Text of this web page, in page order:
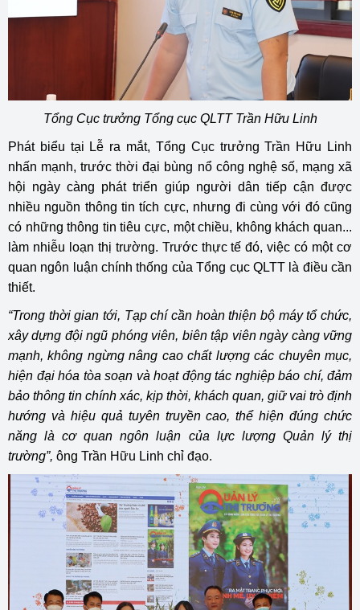
Tổng Cục trưởng Tổng cục QLTT Trần Hữu Linh
Phát biểu tại Lễ ra mắt, Tổng Cục trưởng Trần Hữu Linh
nhấn mạnh, trước thời đại bùng nổ công nghệ số, mạng xã
hội ngày càng phát triển giúp người dân tiếp cận được
nhiều nguồn thông tin tích cực, nhưng đi cùng với đó cũng
có những thông tin tiêu cực, một chiều, không khách quan...
làm nhiễu loạn thị trường. Trước thực tế đó, việc có một cơ
quan ngôn luận chính thống của Tổng cục QLTT là điều cần
thiết.
“Trong thời gian tới, Tạp chí cần hoàn thiện bộ máy tổ chức,
xây dựng đội ngũ phóng viên, biên tập viên ngày càng vững
mạnh, không ngừng nâng cao chất lượng các chuyên mục,
hiện đại hóa tòa soạn và hoạt động tác nghiệp báo chí, đảm
bảo thông tin chính xác, kịp thời, khách quan, giữ vai trò định
hướng và hiệu quả tuyên truyền cao, thể hiện đúng chức
năng là cơ quan ngôn luận của lực lượng Quản lý thị
trường”, ông Trần Hữu Linh chỉ đạo.